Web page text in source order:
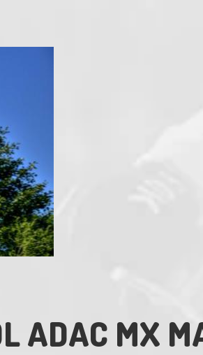
ADAC MX